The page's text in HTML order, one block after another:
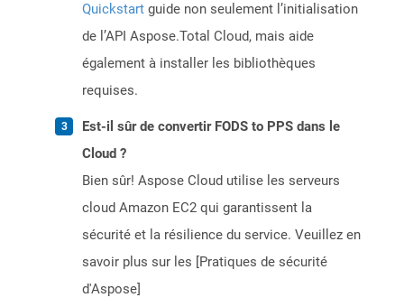
Quickstart guide non seulement l’initialisation
de l’API Aspose.Total Cloud, mais aide
également à installer les bibliothèques
requises.
Est-il sûr de convertir FODS to PPS dans le
Cloud ?
Bien sûr! Aspose Cloud utilise les serveurs
cloud Amazon EC2 qui garantissent la
sécurité et la résilience du service. Veuillez en
savoir plus sur les [Pratiques de sécurité
d'Aspose]